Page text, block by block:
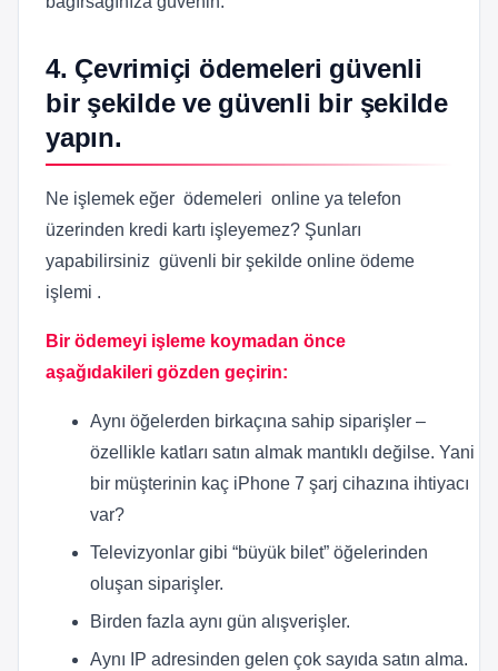
4. Çevrimiçi ödemeleri güvenli
bir şekilde ve güvenli bir şekilde
yapın.
Ne işlemek eğer ödemeleri online ya telefon
üzerinden kredi kartı işleyemez? Şunları
yapabilirsiniz güvenli bir şekilde online ödeme
işlemi .
Bir ödemeyi işleme koymadan önce
aşağıdakileri gözden geçirin:
Aynı öğelerden birkaçına sahip siparişler –
özellikle katları satın almak mantıklı değilse. Yani
bir müşterinin kaç iPhone 7 şarj cihazına ihtiyacı
var?
Televizyonlar gibi “büyük bilet” öğelerinden
oluşan siparişler.
Birden fazla aynı gün alışverişler.
Aynı IP adresinden gelen çok sayıda satın alma.